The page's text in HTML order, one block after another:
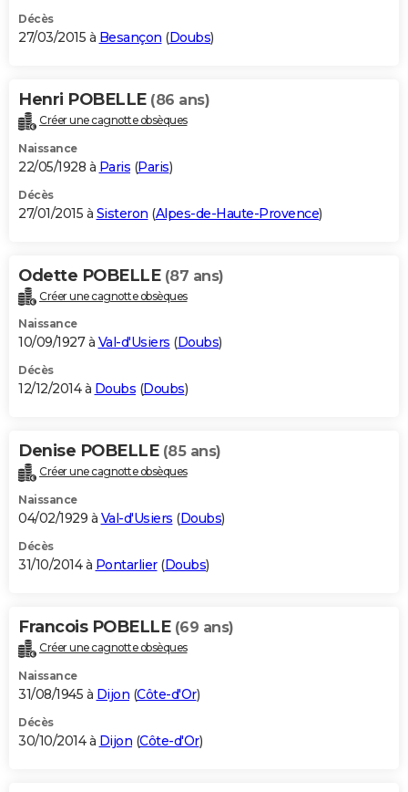
Décès
27/03/2015 à Besançon (Doubs)
Henri POBELLE (86 ans)
Créer une cagnotte obsèques
Naissance
22/05/1928 à Paris (Paris)
Décès
27/01/2015 à Sisteron (Alpes-de-Haute-Provence)
Odette POBELLE (87 ans)
Créer une cagnotte obsèques
Naissance
10/09/1927 à Val-d'Usiers (Doubs)
Décès
12/12/2014 à Doubs (Doubs)
Denise POBELLE (85 ans)
Créer une cagnotte obsèques
Naissance
04/02/1929 à Val-d'Usiers (Doubs)
Décès
31/10/2014 à Pontarlier(Doubs)
Francois POBELLE (69 ans)
Créer une cagnotte obsèques
Naissance
31/08/1945 à Dijon (Côte-d'Or)
Décès
30/10/2014 à Dijon (Côte-d'Or)